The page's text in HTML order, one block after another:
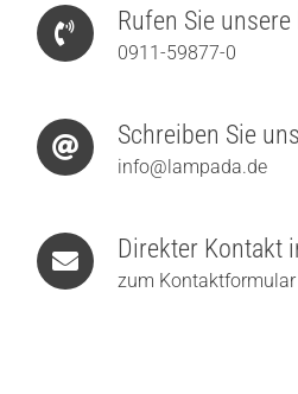
Rufen Sie unsere
0911-59877-0
Schreiben Sie
info@lampada.de
Direkter Kontakt
zum Kontaktformular